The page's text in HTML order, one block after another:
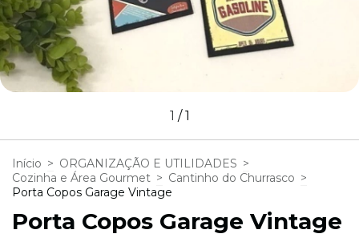
1 /1
Início > ORGANIZAÇÃO E UTILIDADES >
Cozinha e Área Gourmet > Cantinho do Churrasco >
Porta Copos Garage Vintage
Porta Copos Garage Vintage